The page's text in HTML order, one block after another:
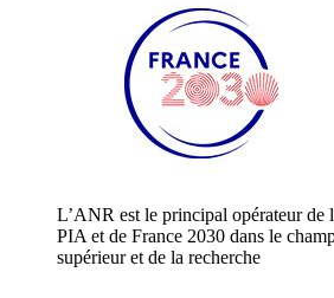
L’ANR est le principal opérateur de
PIA et de France 2030 dans le
supérieur et de la recherche